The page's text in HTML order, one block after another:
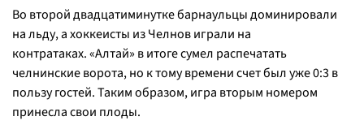
Во второй двадцатиминутке барнаульцы доминировали
на льду, а хоккеисты из Челнов играли на
контратаках. «Алтай» в итоге сумел распечатать
челнинские ворота, но к тому времени счет был уже 0:3 в
пользу гостей. Таким образом, игра вторым номером
принесла свои плоды.